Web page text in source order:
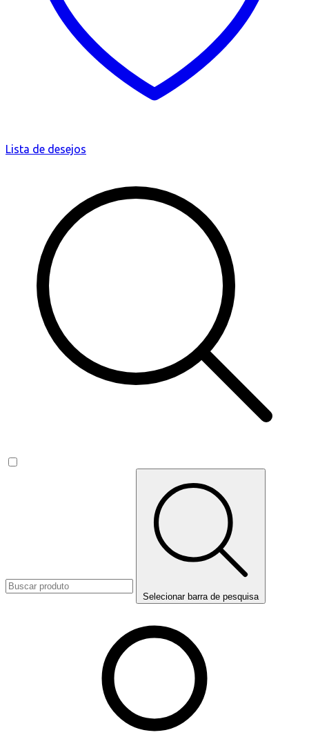
Lista de desejos
Selecionar barra de pesquisa